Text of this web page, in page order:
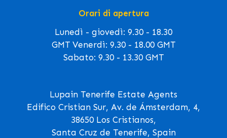
Orari di apertura
Lunedì - giovedì: 9.30 - 18.30
GMT Venerdì: 9.30 - 18.00 GMT
Sabato: 9.30 - 13.30 GMT
Lupain Tenerife Estate Agents
Edifico Cristian Sur, Av. de Ámsterdam, 4,
38650 Los Cristianos,
Santa Cruz de Tenerife, Spain